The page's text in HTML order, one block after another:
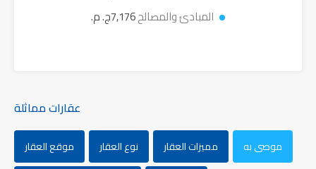
المبادئ والمصالح7,176ج. م.
عقارات مماثلة
موصى به مميزات العقار نوع العقار
موقع العقار